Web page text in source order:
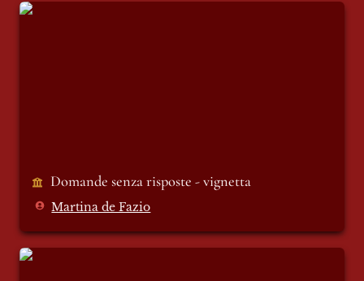
Domande senza risposte - vignetta
Domande senza risposte - vignetta
Martina de Fazio
Esistenza resistenza